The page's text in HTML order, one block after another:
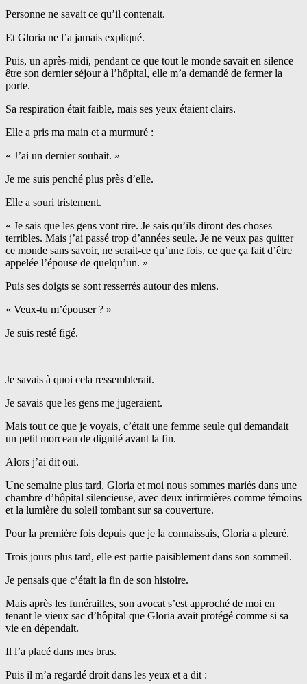
Personne ne savait ce qu’il contenait.
Et Gloria ne l’a jamais expliqué.
Puis, un après-midi, pendant ce que tout le monde savait en silence
être son dernier séjour à l’hôpital, elle m’a demandé de fermer la
porte.
Sa respiration était faible, mais ses yeux étaient clairs.
Elle a pris ma main et a murmuré :
« J’ai un dernier souhait. »
Je me suis penché plus près d’elle.
Elle a souri tristement.
« Je sais que les gens vont rire. Je sais qu’ils diront des choses
terribles. Mais j’ai passé trop d’années seule. Je ne veux pas quitter
ce monde sans savoir, ne serait-ce qu’une fois, ce que ça fait d’être
appelée l’épouse de quelqu’un. »
Puis ses doigts se sont resserrés autour des miens.
« Veux-tu m’épouser ? »
Je suis resté figé.
Je savais à quoi cela ressemblerait.
Je savais que les gens me jugeraient.
Mais tout ce que je voyais, c’était une femme seule qui demandait
un petit morceau de dignité avant la fin.
Alors j’ai dit oui.
Une semaine plus tard, Gloria et moi nous sommes mariés dans une
chambre d’hôpital silencieuse, avec deux infirmières comme témoins
et la lumière du soleil tombant sur sa couverture.
Pour la première fois depuis que je la connaissais, Gloria a pleuré.
Trois jours plus tard, elle est partie paisiblement dans son sommeil.
Je pensais que c’était la fin de son histoire.
Mais après les funérailles, son avocat s’est approché de moi en
tenant le vieux sac d’hôpital que Gloria avait protégé comme si sa
vie en dépendait.
Il l’a placé dans mes bras.
Puis il m’a regardé droit dans les yeux et a dit :